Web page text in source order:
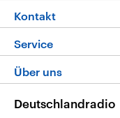
Die
Neue
Livestream
Podcasts
Nachrichten
Kontakt
Hörerservice
Service
FAQ
Über uns
Deutschlandradio